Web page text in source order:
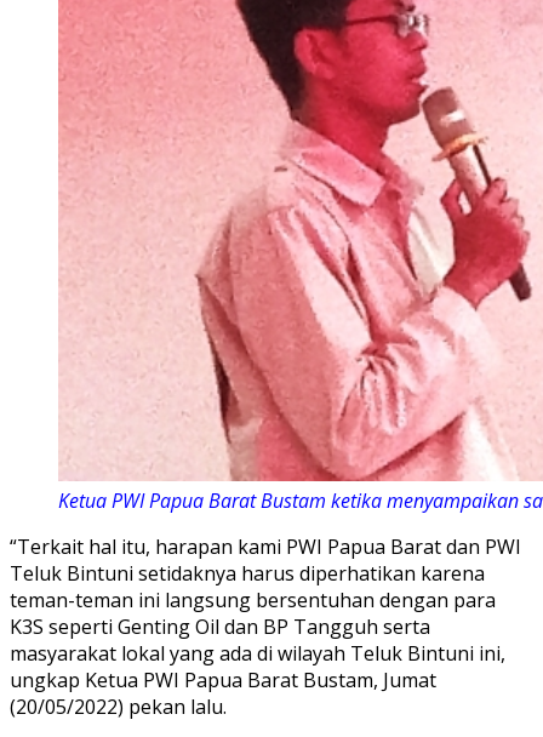
Ketua PWI Papua Barat Bustam ketika menyampaikan
“Terkait hal itu, harapan kami PWI Papua Barat dan PWI
Teluk Bintuni setidaknya harus diperhatikan karena
teman-teman ini langsung bersentuhan dengan para
K3S seperti Genting Oil dan BP Tangguh serta
masyarakat lokal yang ada di wilayah Teluk Bintuni ini,
ungkap Ketua PWI Papua Barat Bustam, Jumat
(20/05/2022) pekan lalu.